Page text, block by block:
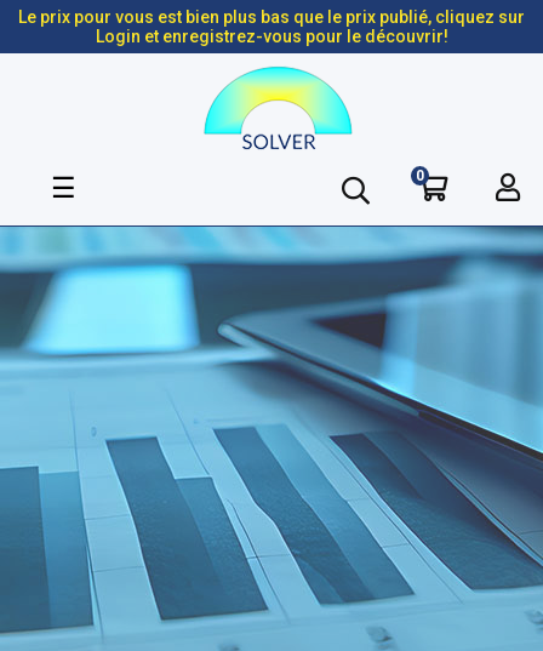
Le prix pour vous est bien plus bas que le prix publié, cliquez sur
Login et enregistrez-vous pour le découvrir!
Basculer
navigation
☰ 0